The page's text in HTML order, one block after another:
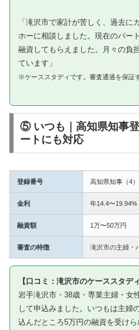
「滝沢市で家計が苦しく、過去に
ホーに相談しました。現在のパー
融資してもらえました。月々の負
ています」
※ケーススタディです。審査通過を保証
⑤ いつも｜高知県知事
ートにも対応
登録番号 高知県知事（4
金利 年14.4〜19.94%
融資額 1万〜50万円
審査の特徴 滝沢市の主婦・
【口コミ：滝沢市のケーススタディ
岩手滝沢市・38歳・専業主婦・女
して申込みました。いつもは主婦
込んだところ5万円の融資を受け